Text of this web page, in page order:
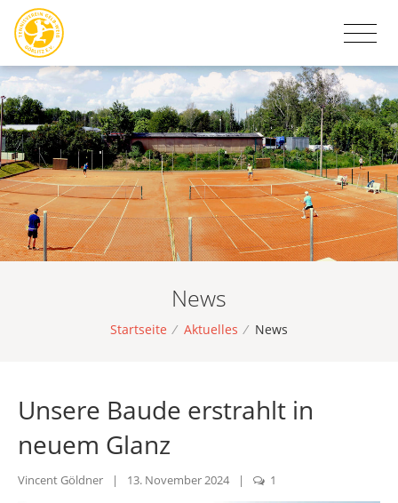
News
Startseite / Aktuelles / News
Unsere Baude erstrahlt in
neuem Glanz
Vincent Göldner | 13. November 2024 | 1